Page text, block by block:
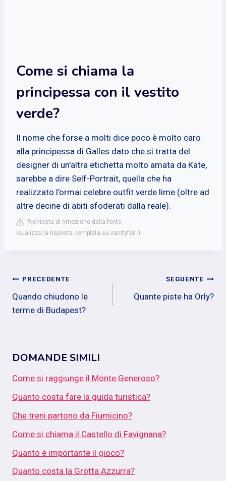
Come si chiama la
principessa con il vestito
verde?
Il nome che forse a molti dice poco è molto caro
alla principessa di Galles dato che si tratta del
designer di un'altra etichetta molto amata da Kate,
sarebbe a dire Self-Portrait, quella che ha
realizzato l'ormai celebre outfit verde lime (oltre ad
altre decine di abiti sfoderati dalla reale).
Richiesta di rimozione della fonte
isualizza la risposta completa su vanityfair.it
Navigazione
articoli
PRECEDENTE
Quando chiudono le
terme di Budapest?
SEGUENTE
Quante piste ha Orly?
DOMANDE SIMILI
Come si raggiunge il Monte Generoso?
Quanto costa fare la guida turistica?
Che treni partono da Fiumicino?
Come si chiama il Castello di Favignana?
Quanto è importante il gioco?
Quanto costa la Grotta Azzurra?